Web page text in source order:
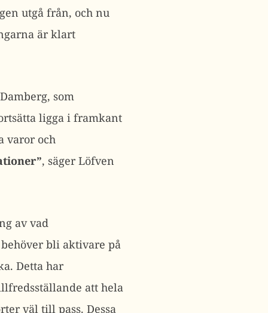
utgå från, och nu
är klart
som
ligga i framkant
varor och
, säger Löfven
av vad
bli aktivare på
Detta har
att hela
väl till pass. Dessa